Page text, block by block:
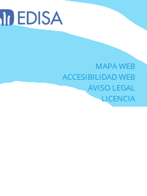
MAPA WEB
ACCESIBILIDAD WEB
AVISO LEGAL
LICENCIA